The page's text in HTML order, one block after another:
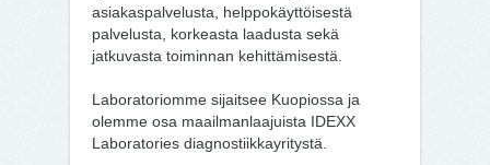
asiakaspalvelusta, helppokäyttöisestä
palvelusta, korkeasta laadusta sekä
jatkuvasta toiminnan kehittämisestä.
Laboratoriomme sijaitsee Kuopiossa ja
olemme osa maailmanlaajuista IDEXX
Laboratories diagnostiikkayritystä.